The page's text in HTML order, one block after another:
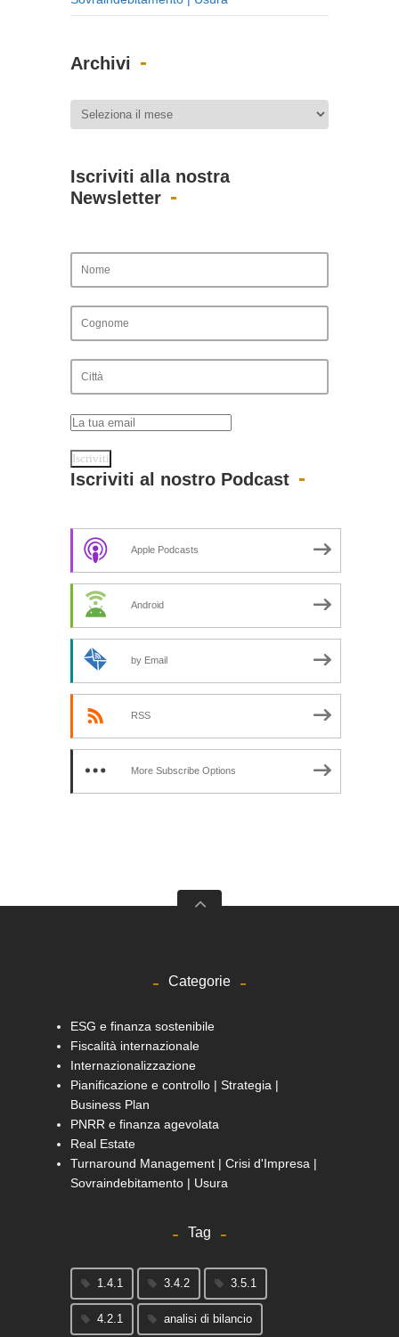
Archivi
Iscriviti alla nostra
Newsletter
Iscriviti al nostro Podcast
Apple Podcasts
Android
by Email
RSS
More Subscribe Options
Categorie
ESG e finanza sostenibile
Fiscalità internazionale
Internazionalizzazione
Pianificazione e controllo | Strategia |
Business Plan
PNRR e finanza agevolata
Real Estate
Turnaround Management | Crisi d'Impresa |
Sovraindebitamento | Usura
Tag
1.4.1 3.4.2 3.5.1
4.2.1 analisi di bilancio